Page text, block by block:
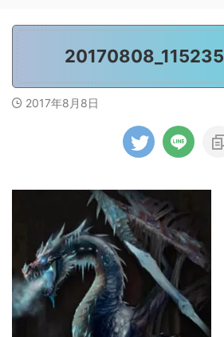
2017年8月8日